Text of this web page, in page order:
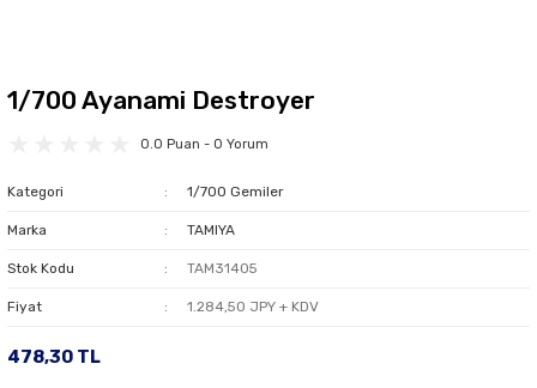
1/700 Ayanami Destroyer
0.0 Puan - 0 Yorum
Kategori 1/700 Gemiler
Marka TAMIYA
Stok Kodu TAM31405
Fiyat 1.284,50 JPY + KDV
478,30 TL